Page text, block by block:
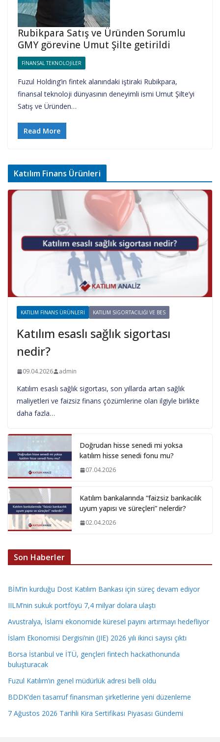
Rubikpara Satış ve Üründen Sorumlu
GMY görevine Umut Şilte getirildi
FINANSAL TEKNOLOJILER
Fuzul Holding’in fintek alanındaki iştiraki Rubikpara,
finansal teknoloji dünyasının deneyimli ismi Umut Şilte’yi
Satış ve Üründen…
Read More
Katılım Finans Ürünleri
KATILIM FINANS ÜRÜNLERI KATILIM SIGORTACILIĞI VE BES
Katılım esaslı sağlık sigortası
nedir?
09.04.2026 admin
Katılım esaslı sağlık sigortası, son yıllarda artan sağlık
maliyetleri ve faizsiz finans çözümlerine olan ilgiyle birlikte
daha fazla…
Doğrudan hisse senedi mi yoksa
katılım hisse senedi fonu mu?
07.04.2026
Katılım bankalarında “faizsiz bankacılık
uyum yapısı ve süreçleri” nelerdir?
02.04.2026
Son Haberler
BİM’in kurduğu Dost Katılım Bankası için süreç devam ediyor
IILM’nin sukuk portföyü 7,4 milyar dolara ulaştı
Avustralya, İslami ekonomide küresel payını artırmayı hedefliyor
İslam Ekonomisi Dergisi’nin (JIE) 2026 yılı ikinci sayısı çıktı
Borsa İstanbul ve İTÜ, gençleri fintech hackathonunda
buluşturacak
Fuzul Katılım’ın genel müdürlük adresi belli oldu
BDDK’den tasarruf finansman şirketlerine yeni düzenleme
7 Ağustos 2026 Tarihli Kira Sertifikası Piyasası Gündemi